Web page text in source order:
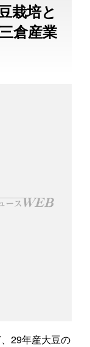
栽培と
倉産業
29年産大豆の